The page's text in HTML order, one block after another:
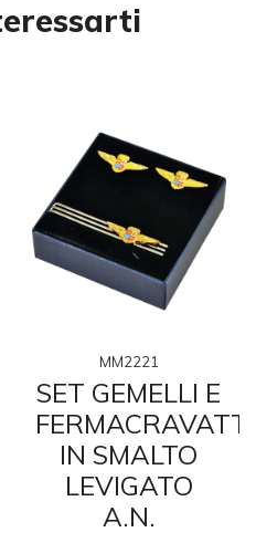
MM2221
SET GEMELLI E
IN SMALTO
LEVIGATO
A.N.